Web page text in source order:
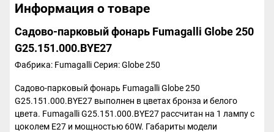
Информация о товаре
Садово-парковый фонарь Fumagalli Globe 250
G25.151.000.BYE27
Фабрика: FumagalliСерия: Globe 250
Садово-парковый фонарь Fumagalli Globe 250
G25.151.000.BYE27 выполнен в цветах бронза и белого
цвета. Fumagalli G25.151.000.BYE27 рассчитан на 1 лампу с
цоколем E27 и мощностью 60W. Габариты модели